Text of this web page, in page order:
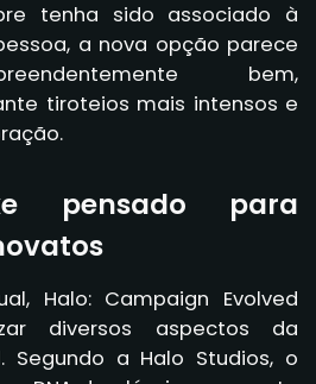
tenha sido associado à
a nova opção parece
bem,
tiroteios mais intensos e
pensado para
Halo: Campaign Evolved
diversos aspectos da
Segundo a Halo Studios, o